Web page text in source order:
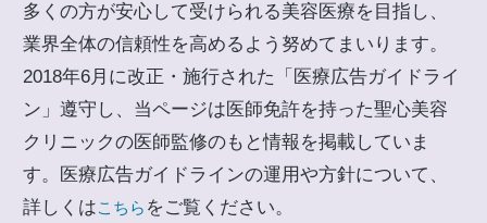
多くの方が安心して受けられる美容医療を目指し、
業界全体の信頼性を高めるよう努めてまいります。
2018年6月に改正・施行された「医療広告ガイドライ
ン」遵守し、当ページは医師免許を持った聖心美容
クリニックの医師監修のもと情報を掲載していま
す。医療広告ガイドラインの運用や方針について、
詳しくはこちら をご覧ください。